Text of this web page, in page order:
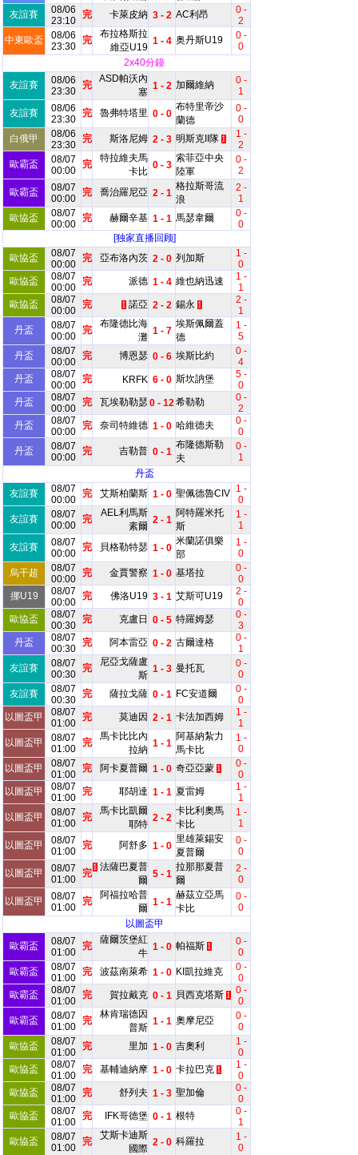
友誼賽
08/06
23:10
完 卡萊皮納 3 - 2 AC利昂
0 -
2
中東歐盃
08/06
23:30
完
布拉格斯拉
維亞U19
1 - 4 奥丹斯U19
0 -
0
2x40分鐘
友誼賽
08/06
23:30
完
ASD帕沃內
塞
1 - 2 加爾維納
0 -
1
友誼賽
08/06
23:30
完 魯弗特塔里 0 - 0
布特里帝沙
蘭德
0 -
0
白俄甲
08/06
23:30
完 斯洛尼姆 2 - 3 明斯克II隊 1
1 -
2
歐霸盃
08/07
00:00
完
特拉維夫馬
卡比
0 - 3
索菲亞中央
陸軍
0 -
2
歐霸盃
08/07
00:00
完 喬治羅尼亞 2 - 1
格拉斯哥流
浪
2 -
1
歐協盃
08/07
00:00
完 赫爾辛基 1 - 1 馬瑟韋爾
0 -
0
[独家直播回顾]
歐協盃
08/07
00:00
完 亞布洛內茨 2 - 0 列加斯
1 -
0
歐協盃
08/07
00:00
完 派德 1 - 4 維也納迅速
1 -
1
歐協盃
08/07
00:00
完 1 諾亞 2 - 2 錫永 1
2 -
1
丹盃
08/07
00:00
完
布隆德比海
灘
1 - 7
埃斯佩爾蓋
德
1 -
5
丹盃
08/07
00:00
完 博恩瑟 0 - 6 埃斯比約
0 -
4
丹盃
08/07
00:00
完 KRFK 6 - 0 斯坎訥堡
5 -
0
丹盃
08/07
00:00
完 瓦埃勒勒瑟0 - 12希勒勒
0 -
2
丹盃
08/07
00:00
完 奈司特維德 1 - 0 哈維德夫
0 -
0
丹盃
08/07
00:00
完 吉勒普 0 - 1
布隆德斯勒
夫
0 -
1
丹盃
友誼賽
08/07
00:00
完 艾斯柏蘭斯 1 - 0 聖佩德魯CIV 1 -
0
友誼賽
08/07
00:00
完
AEL利馬斯
素爾
2 - 1
阿特羅米托
斯
1 -
1
友誼賽
08/07
00:00
完 貝格勒特瑟 1 - 0
米蘭諾俱樂
部
1 -
0
烏干超
08/07
00:00
完 金賈警察 1 - 0 基塔拉
0 -
0
挪U19
08/07
00:00
完 佛洛U19 3 - 1 艾斯可U19
2 -
0
歐協盃
08/07
00:30
完 克盧日 0 - 5 特羅姆瑟
0 -
3
丹盃
08/07
00:30
完 阿本雷亞 0 - 2 古爾達格
0 -
1
友誼賽
08/07
00:30
完
尼亞戈薩盧
斯
1 - 3 曼托瓦
0 -
0
友誼賽
08/07
00:30
完 薩拉戈薩 0 - 1 FC安道爾
0 -
0
以圖盃甲
08/07
01:00
完 莫迪因 2 - 1 卡法加西姆
1 -
1
以圖盃甲
08/07
01:00
完
馬卡比比內
拉納
1 - 1
阿基納紮力
馬卡比
1 -
0
以圖盃甲
08/07
01:00
完 阿卡夏普爾 1 - 0 奇亞亞蒙 1
0 -
0
以圖盃甲
08/07
01:00
完 耶胡達 1 - 1 夏雷姆
1 -
1
以圖盃甲
08/07
01:00
完
馬卡比凱爾
耶特
2 - 2
卡比利奧馬
卡比
1 -
1
以圖盃甲
08/07
01:00
完 阿舒多 1 - 0
里雄萊錫安
夏普爾
0 -
0
以圖盃甲
08/07
01:00
完
1 法薩巴夏普
爾
5 - 1
拉那那夏普
爾
2 -
0
以圖盃甲
08/07
01:00
完
阿福拉哈普
爾
1 - 1
赫茲立亞馬
卡比
0 -
0
以圖盃甲
歐霸盃
08/07
01:00
完
薩爾茨堡紅
牛
1 - 0 帕福斯 1
0 -
0
歐霸盃
08/07
01:00
完 波茲南萊希 1 - 0 KI凱拉維克
0 -
0
歐霸盃
08/07
01:00
完 賀拉戴克 0 - 1 貝西克塔斯 1
0 -
0
歐霸盃
08/07
01:00
完
林肯瑞德因
普斯
1 - 1 奧摩尼亞
0 -
0
歐協盃
08/07
01:00
完 里加 1 - 0 吉奧利
1 -
0
歐協盃
08/07
01:00
完 基輔迪納摩 1 - 0 卡拉巴克 1
1 -
0
歐協盃
08/07
01:00
完 舒列夫 1 - 3 聖加倫
0 -
0
歐協盃
08/07
01:00
完 IFK哥德堡 0 - 1 根特
0 -
1
歐協盃
08/07
01:00
完
艾斯卡迪斯
國際
2 - 0 科羅拉
1 -
0